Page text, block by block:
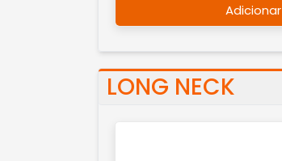
Adicionar
LONG NECK